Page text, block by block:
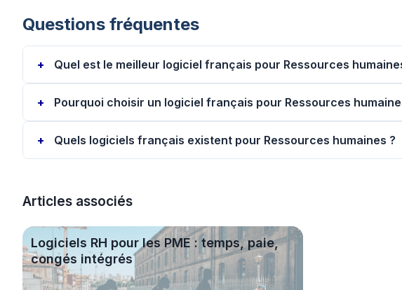
Questions fréquentes
Quel est le meilleur logiciel français pour Ressources
Pourquoi choisir un logiciel français pour Ressources
Quels logiciels français existent pour Ressources humaines ?
Articles associés
Logiciels RH pour les PME : temps, paie,
congés intégrés
Logiciels RH pour les PME : temps, paie, congés intégrés